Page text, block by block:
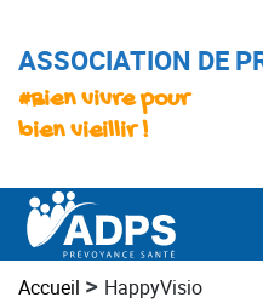
ASSOCIATION DE
#Bien vivre pour
bien vieillir !
Accueil > HappyVisio